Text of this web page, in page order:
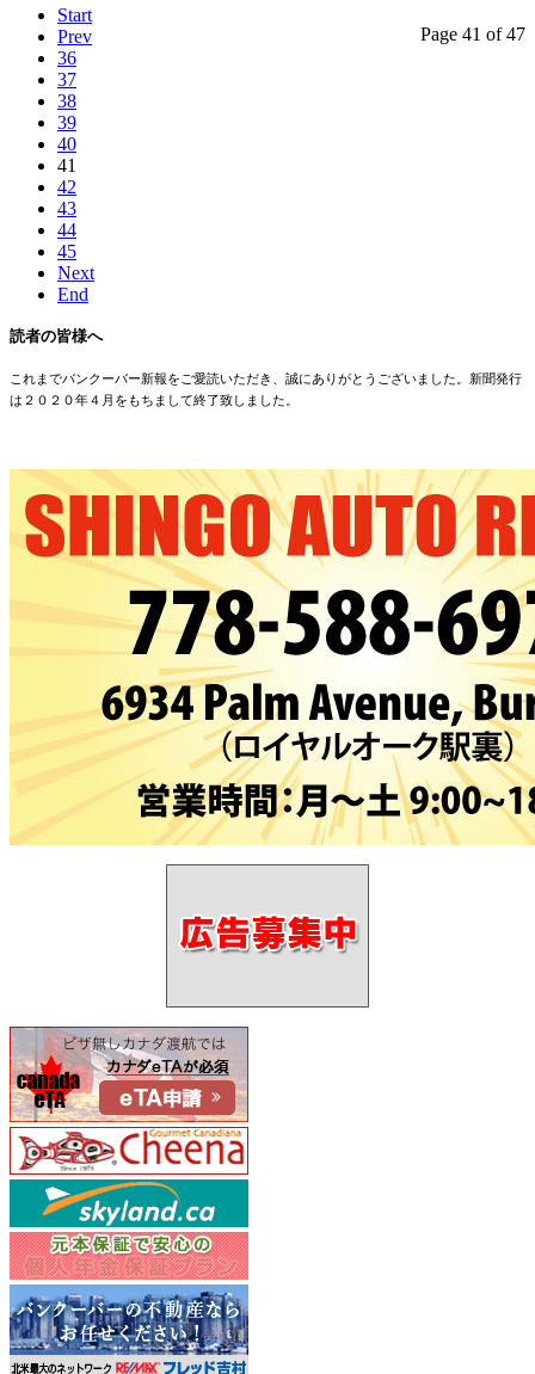
Page 41 of 47
Start
Prev
36
37
38
39
40
41
42
43
44
45
Next
End
読者の皆様へ
これまでバンクーバー新報をご愛読いただき、誠にありがとうございました。新聞発行
は２０２０年４月をもちまして終了致しました。